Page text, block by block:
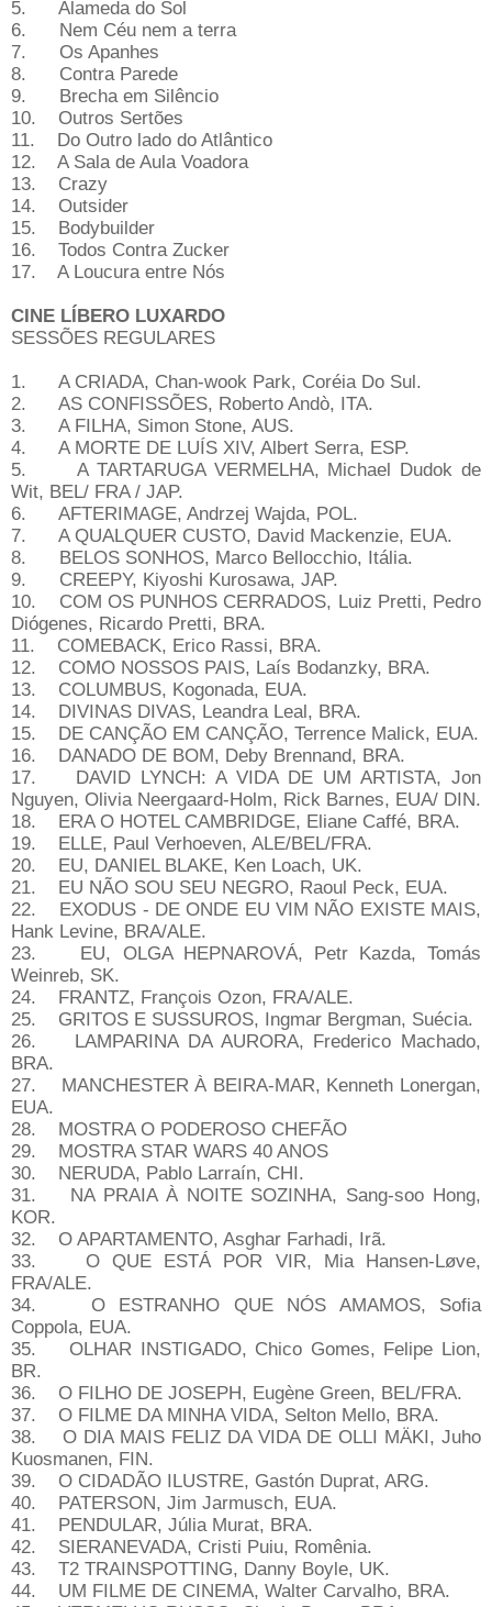
5. Alameda do Sol
6. Nem Céu nem a terra
7. Os Apanhes
8. Contra Parede
9. Brecha em Silêncio
10. Outros Sertões
11. Do Outro lado do Atlântico
12. A Sala de Aula Voadora
13. Crazy
14. Outsider
15. Bodybuilder
16. Todos Contra Zucker
17. A Loucura entre Nós
CINE LÍBERO LUXARDO
SESSÕES REGULARES
1. A CRIADA, Chan-wook Park, Coréia Do Sul.
2. AS CONFISSÕES, Roberto Andò, ITA.
3. A FILHA, Simon Stone, AUS.
4. A MORTE DE LUÍS XIV, Albert Serra, ESP.
5. A TARTARUGA VERMELHA, Michael Dudok de
Wit, BEL/ FRA / JAP.
6. AFTERIMAGE, Andrzej Wajda, POL.
7. A QUALQUER CUSTO, David Mackenzie, EUA.
8. BELOS SONHOS, Marco Bellocchio, Itália.
9. CREEPY, Kiyoshi Kurosawa, JAP.
10. COM OS PUNHOS CERRADOS, Luiz Pretti, Pedro
Diógenes, Ricardo Pretti, BRA.
11. COMEBACK, Erico Rassi, BRA.
12. COMO NOSSOS PAIS, Laís Bodanzky, BRA.
13. COLUMBUS, Kogonada, EUA.
14. DIVINAS DIVAS, Leandra Leal, BRA.
15. DE CANÇÃO EM CANÇÃO, Terrence Malick, EUA.
16. DANADO DE BOM, Deby Brennand, BRA.
17. DAVID LYNCH: A VIDA DE UM ARTISTA, Jon
Nguyen, Olivia Neergaard-Holm, Rick Barnes, EUA/ DIN.
18. ERA O HOTEL CAMBRIDGE, Eliane Caffé, BRA.
19. ELLE, Paul Verhoeven, ALE/BEL/FRA.
20. EU, DANIEL BLAKE, Ken Loach, UK.
21. EU NÃO SOU SEU NEGRO, Raoul Peck, EUA.
22. EXODUS - DE ONDE EU VIM NÃO EXISTE MAIS,
Hank Levine, BRA/ALE.
23. EU, OLGA HEPNAROVÁ, Petr Kazda, Tomás
Weinreb, SK.
24. FRANTZ, François Ozon, FRA/ALE.
25. GRITOS E SUSSUROS, Ingmar Bergman, Suécia.
26. LAMPARINA DA AURORA, Frederico Machado,
BRA.
27. MANCHESTER À BEIRA-MAR, Kenneth Lonergan,
EUA.
28. MOSTRA O PODEROSO CHEFÃO
29. MOSTRA STAR WARS 40 ANOS
30. NERUDA, Pablo Larraín, CHI.
31. NA PRAIA À NOITE SOZINHA, Sang-soo Hong,
KOR.
32. O APARTAMENTO, Asghar Farhadi, Irã.
33. O QUE ESTÁ POR VIR, Mia Hansen-Løve,
FRA/ALE.
34. O ESTRANHO QUE NÓS AMAMOS, Sofia
Coppola, EUA.
35. OLHAR INSTIGADO, Chico Gomes, Felipe Lion,
BR.
36. O FILHO DE JOSEPH, Eugène Green, BEL/FRA.
37. O FILME DA MINHA VIDA, Selton Mello, BRA.
38. O DIA MAIS FELIZ DA VIDA DE OLLI MÄKI, Juho
Kuosmanen, FIN.
39. O CIDADÃO ILUSTRE, Gastón Duprat, ARG.
40. PATERSON, Jim Jarmusch, EUA.
41. PENDULAR, Júlia Murat, BRA.
42. SIERANEVADA, Cristi Puiu, Romênia.
43. T2 TRAINSPOTTING, Danny Boyle, UK.
44. UM FILME DE CINEMA, Walter Carvalho, BRA.